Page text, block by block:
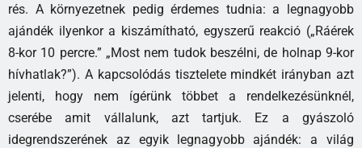
rés. A környezetnek pedig érdemes tudnia: a legnagyobb
ajándék ilyenkor a kiszámítható, egyszerű reakció („Ráérek
8-kor 10 percre.” „Most nem tudok beszélni, de holnap 9-kor
hívhatlak?”). A kapcsolódás tisztelete mindkét irányban azt
jelenti, hogy nem ígérünk többet a rendelkezésünknél,
cserébe amit vállalunk, azt tartjuk. Ez a gyászoló
idegrendszerének az egyik legnagyobb ajándék: a világ